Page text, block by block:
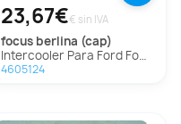
23,67€€ sin IVA
focus berlina (cap)
Intercooler Para Ford Focus Berlina
4605124